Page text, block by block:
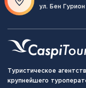
ул. Бен
Туристическое
крупнейшего